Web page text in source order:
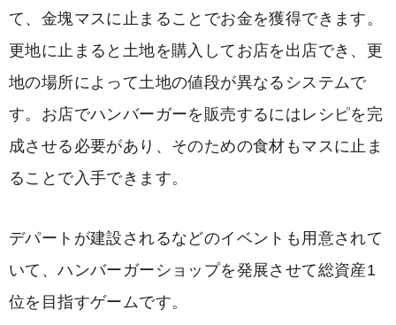
て、金塊マスに止まることでお金を獲得できます。
更地に止まると土地を購入してお店を出店でき、更
地の場所によって土地の値段が異なるシステムで
す。お店でハンバーガーを販売するにはレシピを完
成させる必要があり、そのための食材もマスに止ま
ることで入手できます。
デパートが建設されるなどのイベントも用意されて
いて、ハンバーガーショップを発展させて総資産1
位を目指すゲームです。